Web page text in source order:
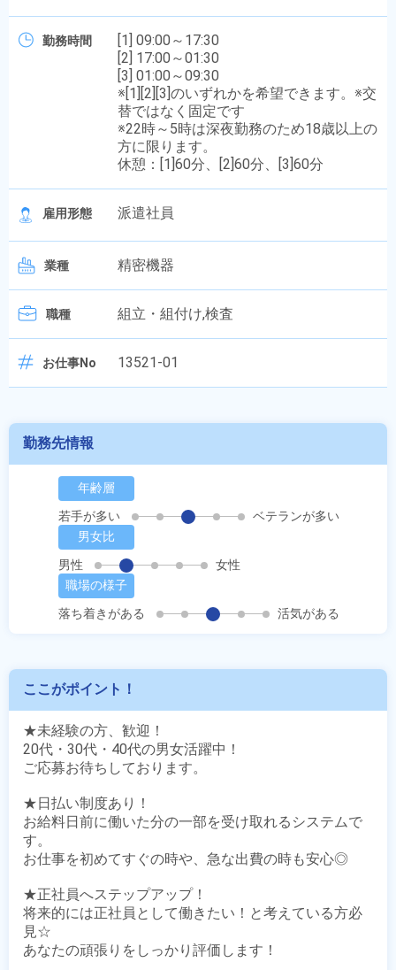
勤務時間
[1] 09:00～17:30
[2] 17:00～01:30
[3] 01:00～09:30
※[1][2][3]のいずれかを希望できます。※交
替ではなく固定です
※22時～5時は深夜勤務のため18歳以上の
方に限ります。
休憩：[1]60分、[2]60分、[3]60分
雇用形態 派遣社員
業種 精密機器
職種 組立・組付け,検査
お仕事No 13521-01
勤務先情報
年齢層
若手が多い
ベテランが多い
男女比
男性
女性
職場の様子
落ち着きがある
活気がある
ここがポイント！
★未経験の方、歓迎！
20代・30代・40代の男女活躍中！
ご応募お待ちしております。
★日払い制度あり！
お給料日前に働いた分の一部を受け取れるシステムで
す。
お仕事を初めてすぐの時や、急な出費の時も安心◎
★正社員へステップアップ！
将来的には正社員として働きたい！と考えている方必
見☆
あなたの頑張りをしっかり評価します！